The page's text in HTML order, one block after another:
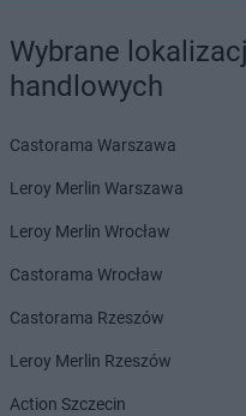
Wybrane
handlowych
Castorama Warszawa
Leroy Merlin Warszawa
Leroy Merlin Wrocław
Castorama Wrocław
Castorama Rzeszów
Leroy Merlin Rzeszów
Action Szczecin